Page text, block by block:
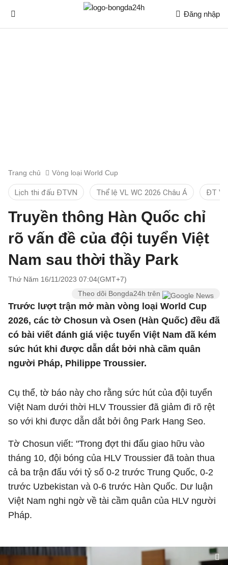
Đăng nhập
Trang chủ Vòng loại World Cup
Lịch thi đấu ĐTVN Thể lệ VL WC 2026 Châu Á ĐT
Truyền thông Hàn Quốc chỉ
rõ vấn đề của đội tuyển Việt
Nam sau thời thầy Park
Thứ Năm 16/11/2023 07:04(GMT+7)
Theo dõi Bongda24h trên
Trước lượt trận mở màn vòng loại World Cup
2026, các tờ Chosun và Osen (Hàn Quốc) đều đã
có bài viết đánh giá việc tuyển Việt Nam đã kém
sức hút khi được dẫn dắt bởi nhà cầm quân
người Pháp, Philippe Troussier.
Cụ thể, tờ báo này cho rằng sức hút của đội tuyển
Việt Nam dưới thời HLV Troussier đã giảm đi rõ rệt
so với khi được dẫn dắt bởi ông Park Hang Seo.
Tờ Chosun viết: "Trong đợt thi đấu giao hữu vào
tháng 10, đội bóng của HLV Troussier đã toàn thua
cả ba trận đấu với tỷ số 0-2 trước Trung Quốc, 0-2
trước Uzbekistan và 0-6 trước Hàn Quốc. Dư luận
Việt Nam nghi ngờ về tài cầm quân của HLV người
Pháp.